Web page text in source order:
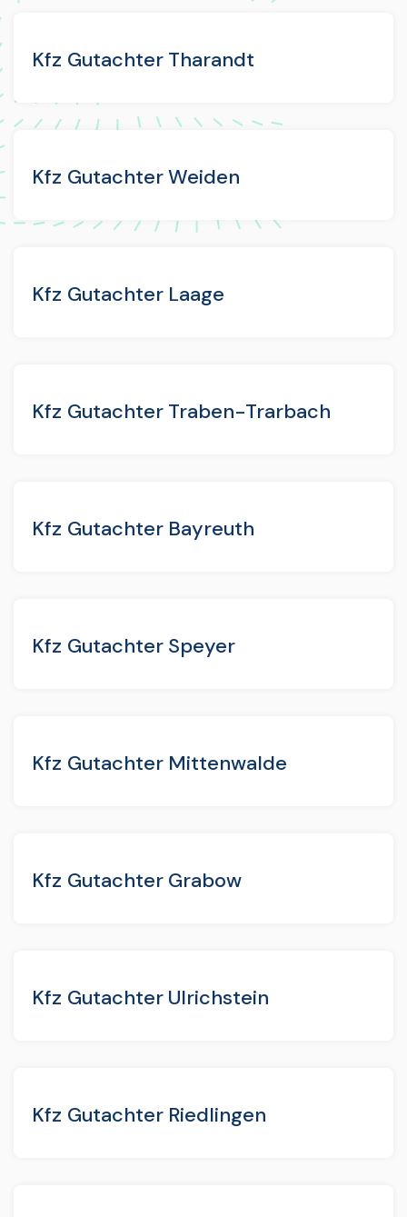
Kfz Gutachter Tharandt
Kfz Gutachter Weiden
Kfz Gutachter Laage
Kfz Gutachter Traben-Trarbach
Kfz Gutachter Bayreuth
Kfz Gutachter Speyer
Kfz Gutachter Mittenwalde
Kfz Gutachter Grabow
Kfz Gutachter Ulrichstein
Kfz Gutachter Riedlingen